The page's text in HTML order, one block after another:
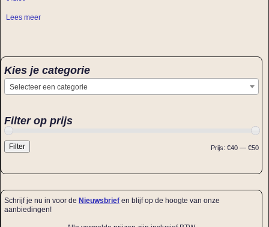
Lees meer
Kies je categorie
Selecteer een categorie
Filter op prijs
Filter Prijs: €40 — €50
Schrijf je nu in voor de Nieuwsbrief en blijf op de hoogte van onze
aanbiedingen!